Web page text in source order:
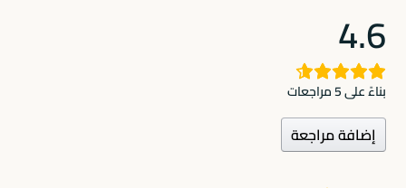
4.6
بناءً على 5 مراجعات
إضافة مراجعة